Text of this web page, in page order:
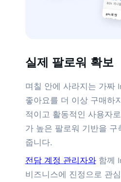
실제 팔로워 확보
며칠 안에 사라지는 가짜
좋아요를 더 이상 구매하
적이고 활동적인 사용자
가 높은 팔로워 기반을 구
줍니다.
전담 계정 관리자와함께
비즈니스에 진정으로 관